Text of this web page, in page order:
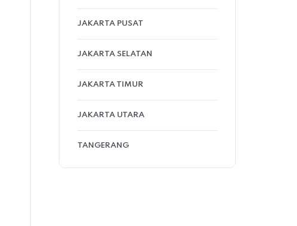
JAKARTA PUSAT
JAKARTA SELATAN
JAKARTA TIMUR
JAKARTA UTARA
TANGERANG